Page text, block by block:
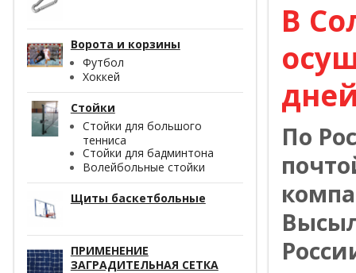
Ворота и корзины
Футбол
Хоккей
Стойки
Стойки для большого
тенниса
Стойки для бадминтона
Волейбольные стойки
Щиты баскетбольные
ПРИМЕНЕНИЕ
ЗАГРАДИТЕЛЬНАЯ СЕТКА
В
По